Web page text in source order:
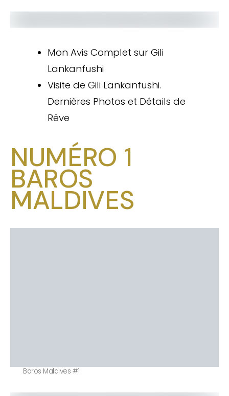
Mon Avis Complet sur Gili
Lankanfushi
Visite de Gili Lankanfushi.
Dernières Photos et Détails de
Rêve
NUMÉRO 1
BAROS
MALDIVES
Baros Maldives #1